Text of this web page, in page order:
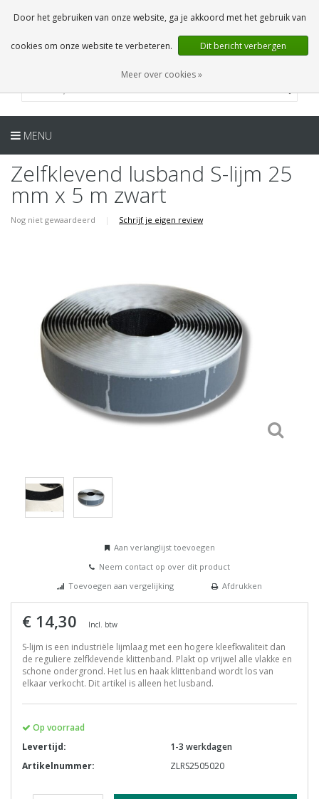
0 Artikelen
NL
MENU
Zelfklevend lusband S-lijm 25
mm x 5 m zwart
Nog niet gewaardeerd | Schrijf je eigen review
Aan verlanglijst toevoegen
Neem contact op over dit product
Toevoegen aan vergelijking
Afdrukken
€ 14,30 Incl. btw
S-lijm is een industriële lijmlaag met een hogere kleefkwaliteit dan
de reguliere zelfklevende klittenband. Plakt op vrijwel alle vlakke en
schone ondergrond. Het lus en haak klittenband wordt los van
elkaar verkocht. Dit artikel is alleen het lusband.
Op voorraad
Levertijd:
1-3 werkdagen
Artikelnummer:
ZLRS2505020
Door het gebruiken van onze website, ga je akkoord met het gebruik van
cookies om onze website te verbeteren. Dit bericht verbergen
Meer over cookies »